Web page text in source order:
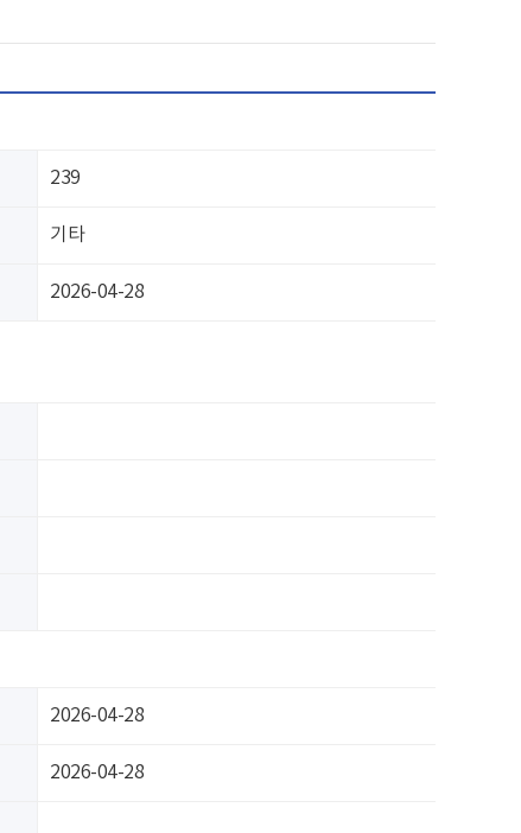
239
기타
2026-04-28
2026-04-28
2026-04-28